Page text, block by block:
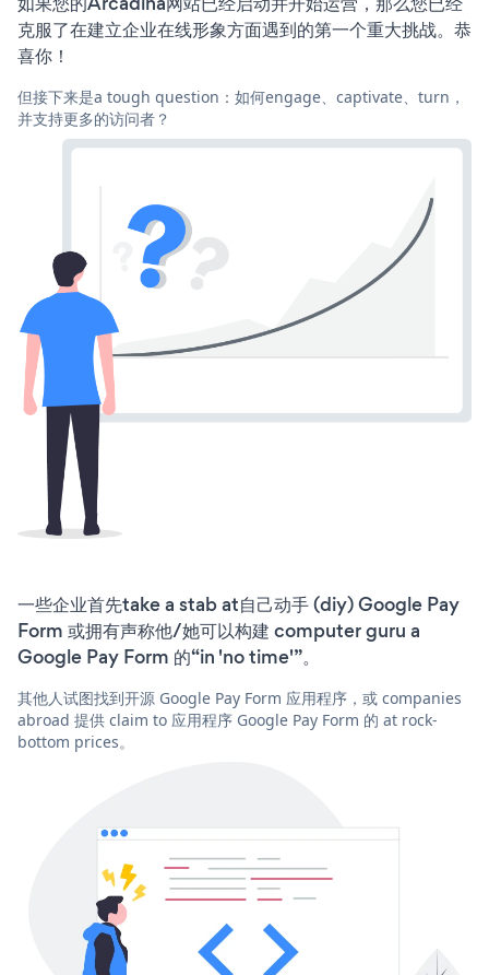
克服了在建立企业在线形象方面遇到的第一个重大挑战。恭
喜你！
但接下来是a tough question：如何engage、captivate、turn，
并支持更多的访问者？
一些企业首先take a stab at自己动手 (diy) Google Pay
Form 或拥有声称他/她可以构建 computer guru a
Google Pay Form 的“in 'no time'”。
其他人试图找到开源 Google Pay Form 应用程序，或 companies
abroad 提供 claim to 应用程序 Google Pay Form 的 at rock-
bottom prices。